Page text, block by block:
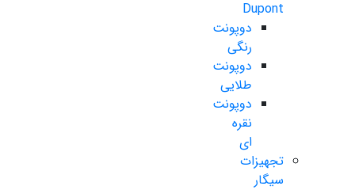
Dupont
دوپونت
رنگی
دوپونت
طلایی
دوپونت
نقره
ای
تجهیزات
سیگار